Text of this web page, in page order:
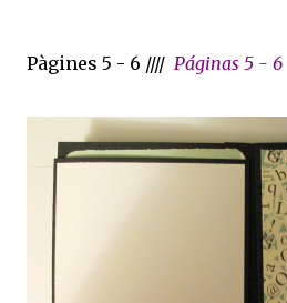
Pàgines 5 - 6 //// Páginas 5 - 6